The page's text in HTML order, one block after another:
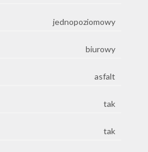
jednopoziomowy
biurowy
asfalt
tak
tak